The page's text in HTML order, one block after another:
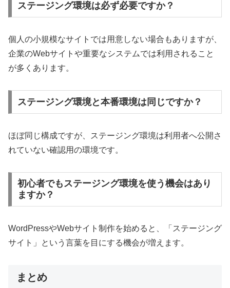
ステージング環境は必ず必要ですか？
個人の小規模なサイトでは用意しない場合もありますが、
企業のWebサイトや重要なシステムでは利用されること
が多くあります。
ステージング環境と本番環境は同じですか？
ほぼ同じ構成ですが、ステージング環境は利用者へ公開さ
れていない確認用の環境です。
初心者でもステージング環境を使う機会はあり
ますか？
WordPressやWebサイト制作を始めると、「ステージング
サイト」という言葉を目にする機会が増えます。
まとめ